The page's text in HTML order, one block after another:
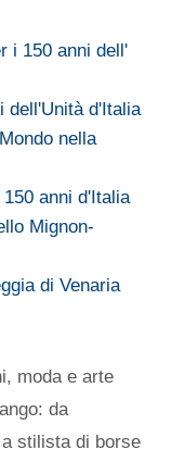
i 150 anni dell'
dell'Unità d'Italia
nella
anni d'Italia
Mignon-
di Venaria
, moda e arte
da
stilista di borse